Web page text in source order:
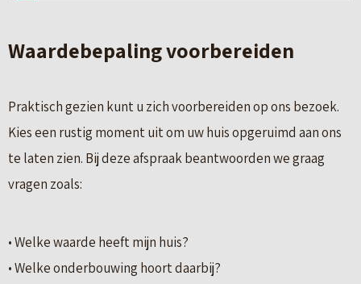
Waardebepaling voorbereiden
Praktisch gezien kunt u zich voorbereiden op ons bezoek.
Kies een rustig moment uit om uw huis opgeruimd aan ons
te laten zien. Bij deze afspraak beantwoorden we graag
vragen zoals:
Welke waarde heeft mijn huis?
Welke onderbouwing hoort daarbij?